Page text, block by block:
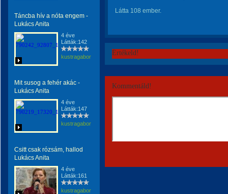
Táncba hív a nóta engem -
Lukács Anita
4 éve
Látták:142
kustragabor
Mit susog a fehér akác -
Lukács Anita
4 éve
Látták:147
kustragabor
Csitt csak rózsám, hallod
Lukács Anita
4 éve
Látták:161
kustragabor
Látta 108 ember.
Értékeld!
Kommentáld!